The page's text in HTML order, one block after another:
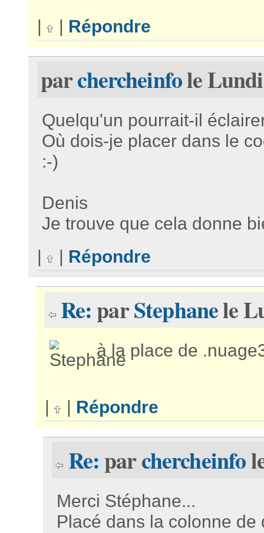
| | Répondre
parchercheinfole
Quelqu'un pourrait-il
Où dois-je placer dans le
:-)
Denis
Je trouve que cela donne
Répondre
Re:parStephanele
à la place de
Répondre
Re:parchercheinfo
Merci Stéphane...
Placé dans la colonne